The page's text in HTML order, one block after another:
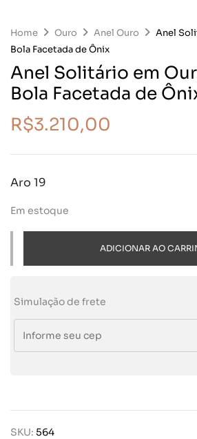
Home Ouro Anel Ouro
Anel
Bola Facetada de Ônix
Anel Solitário em
Bola Facetada de
R$3.210,00
Aro 19
Em estoque
ADICIONAR AO
Simulação de frete
SKU: 564